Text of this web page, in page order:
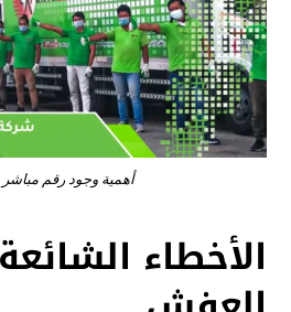
أهمية وجود رقم
الأخطاء